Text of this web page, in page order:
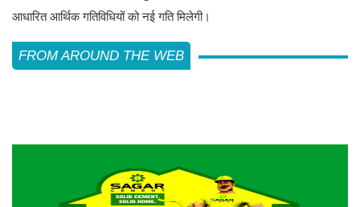
आधारित आर्थिक गतिविधियों को नई गति मिलेगी।
FROM AROUND THE WEB